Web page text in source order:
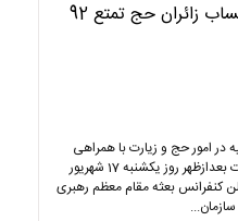
امور حج و زیارت با همراهی
معاون وزیر و رییس سازمان حج و زیارت بعدازظهر روز یکشنبه 17 شهریور
کنفرانس بعثه مقام معظم رهبری